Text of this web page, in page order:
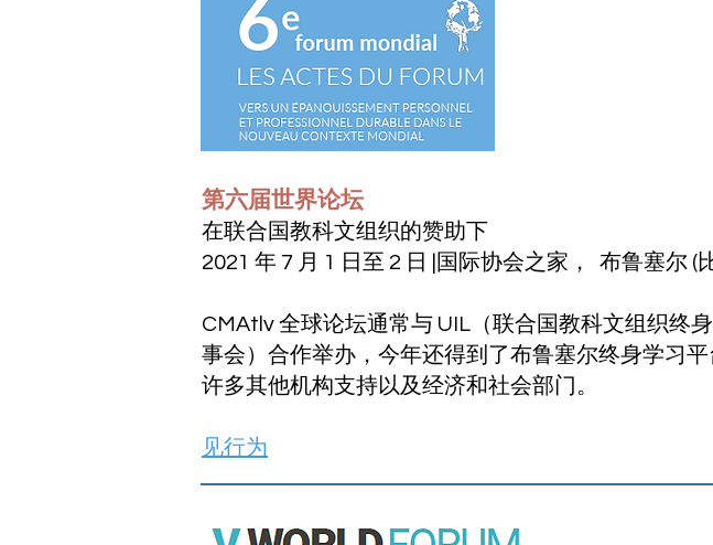
第六届世界论坛
​在联合国教科文组织的赞助下
2021 年 7 月 1 日至 2 日 |国际协会之家，
布鲁塞尔 (
CMAtlv 全球论坛通常与 UIL（联合国教科文组织终
事会）合作举办，今年还得到了布鲁塞尔终身学习平
许多其他机构支持以及经济和社会部门。
见行为